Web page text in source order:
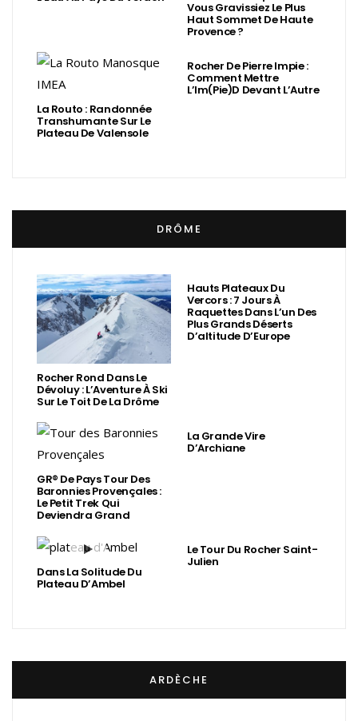
Vous Gravissiez Le Plus
Haut Sommet De Haute
Provence ?
La Routo : Randonnée
Transhumante Sur Le
Plateau De Valensole
Rocher De Pierre Impie :
Comment Mettre
L’Im(Pie)d Devant L’Autre
DRÔME
Rocher Rond Dans Le
Dévoluy : L’Aventure À Ski
Sur Le Toit De La Drôme
Hauts Plateaux Du
Vercors : 7 Jours À
Raquettes Dans L’un Des
Plus Grands Déserts
D’altitude D’Europe
GR® De Pays Tour Des
Baronnies Provençales :
Le Petit Trek Qui
Deviendra Grand
La Grande Vire
D’Archiane
Dans La Solitude Du
Plateau D’Ambel
Le Tour Du Rocher Saint-
Julien
ARDÈCHE